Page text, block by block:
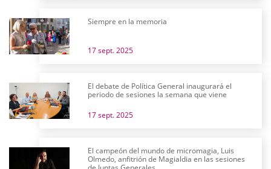
Siempre en la memoria
17 sept. 2025
El debate de Política General inaugurará el
periodo de sesiones la semana que viene
17 sept. 2025
El campeón del mundo de micromagia, Luis
Olmedo, anfitrión de Magialdia en las sesiones